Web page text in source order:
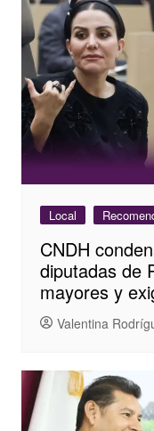
Local
CNDH
diputadas de
mayores y
Valentina